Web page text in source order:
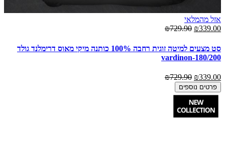
אזל מהמלאי
₪339.00
₪729.90
סט מצעים למיטה זוגית רחבה 100% כותנה מיקי מאוס דרימלנד גולד
180/200-vardinon
₪339.00
₪729.90
פרטים נוספים